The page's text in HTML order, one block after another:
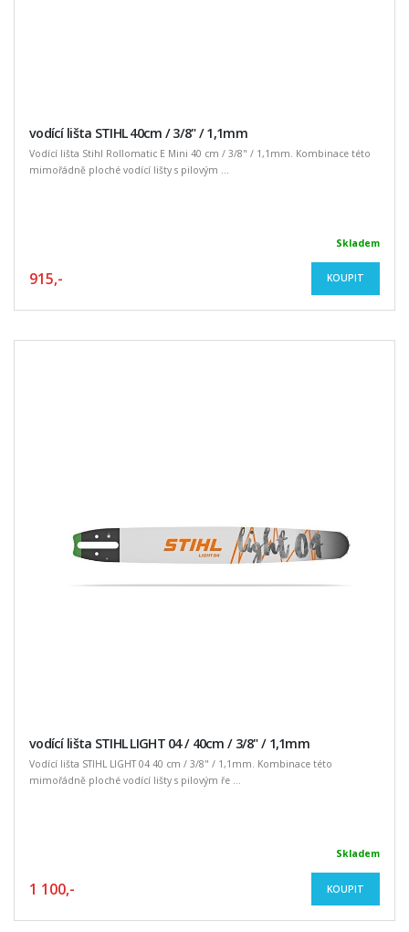
vodící lišta STIHL 40cm / 3/8" / 1,1mm
Vodící lišta Stihl Rollomatic E Mini 40 cm / 3/8" / 1,1mm. Kombinace této
mimořádně ploché vodící lišty s pilovým ...
Skladem
915,- KOUPIT
vodící lišta STIHL LIGHT 04 / 40cm / 3/8" / 1,1mm
Vodící lišta STIHL LIGHT 04 40 cm / 3/8" / 1,1mm. Kombinace této
mimořádně ploché vodící lišty s pilovým ře ...
Skladem
1 100,- KOUPIT